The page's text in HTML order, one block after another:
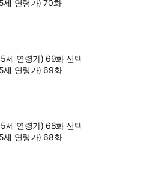
세 연령가) 70화
세 연령가) 69화 선택
세 연령가) 69화
세 연령가) 68화 선택
세 연령가) 68화